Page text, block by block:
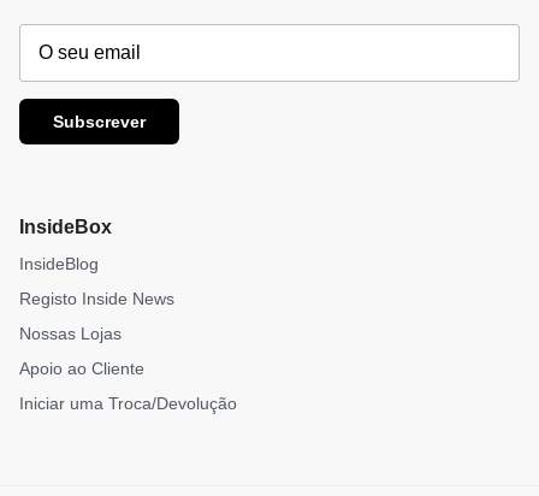
Subscrever
InsideBox
InsideBlog
Registo Inside News
Nossas Lojas
Apoio ao Cliente
Iniciar uma Troca/Devolução